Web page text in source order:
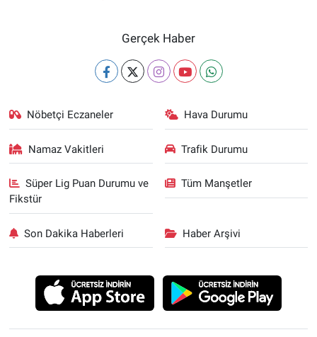
Gerçek Haber
Nöbetçi Eczaneler Hava Durumu
Namaz Vakitleri Trafik Durumu
Süper Lig Puan Durumu ve
Fikstür
Tüm Manşetler
Son Dakika Haberleri Haber Arşivi